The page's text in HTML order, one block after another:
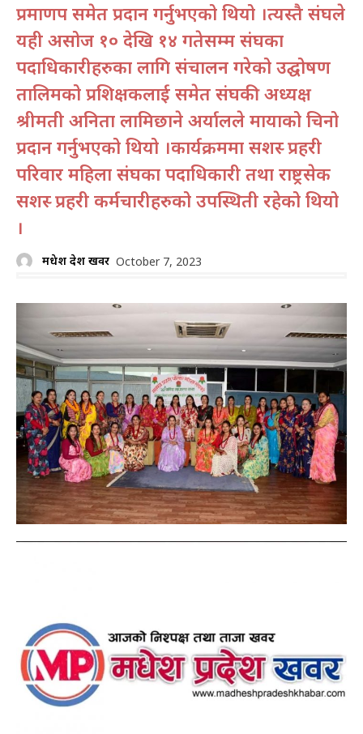
प्रमाणपत्र समेत प्रदान गर्नुभएको थियो ।त्यस्तै संघले
यही असोज १० देखि १४ गतेसम्म संघका
पदाधिकारीहरुका लागि संचालन गरेको उद्घोषण
तालिमको प्रशिक्षकलाई समेत संघकी अध्यक्ष
श्रीमती अनिता लामिछाने अर्यालले मायाको चिनो
प्रदान गर्नुभएको थियो ।कार्यक्रममा सशस्त्र प्रहरी
परिवार महिला संघका पदाधिकारी तथा राष्ट्रसेक
सशस्त्र प्रहरी कर्मचारीहरुको उपस्थिती रहेको थियो
।
मधेश प्रदेश खवर October 7, 2023